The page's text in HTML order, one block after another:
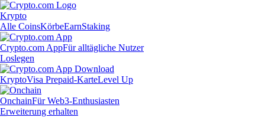
Krypto
Alle CoinsKörbeEarnStaking
Crypto.com AppFür alltägliche Nutzer
Loslegen
KryptoVisa Prepaid-KarteLevel Up
OnchainFür Web3-Enthusiasten
Erweiterung erhalten